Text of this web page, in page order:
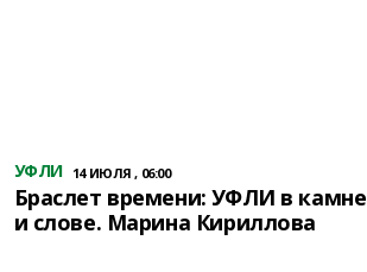
УФЛИ 14 ИЮЛЯ , 06:00
Браслет времени: УФЛИ в камне
и слове. Марина Кириллова